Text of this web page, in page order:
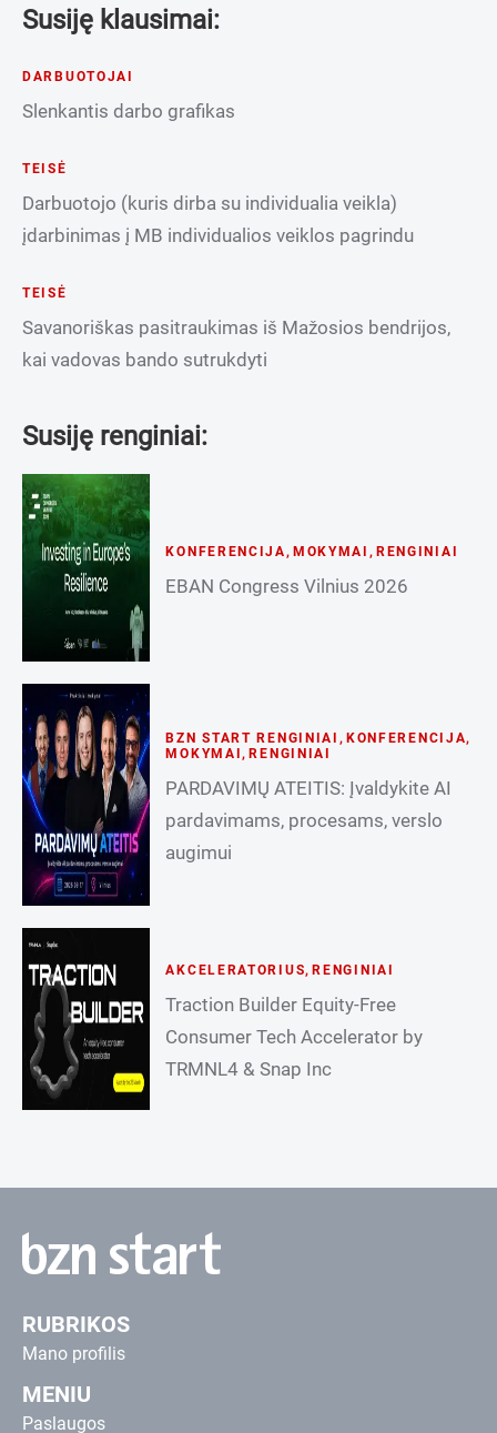
Susiję klausimai:
DARBUOTOJAI
Slenkantis darbo grafikas
TEISĖ
Darbuotojo (kuris dirba su individualia veikla)
įdarbinimas į MB individualios veiklos pagrindu
TEISĖ
Savanoriškas pasitraukimas iš Mažosios bendrijos,
kai vadovas bando sutrukdyti
Susiję renginiai:
KONFERENCIJA , MOKYMAI , RENGINIAI
EBAN Congress Vilnius 2026
BZN START RENGINIAI , KONFERENCIJA,
MOKYMAI, RENGINIAI
PARDAVIMŲ ATEITIS: Įvaldykite AI
pardavimams, procesams, verslo
augimui
AKCELERATORIUS, RENGINIAI
Traction Builder Equity-Free
Consumer Tech Accelerator by
TRMNL4 & Snap Inc
RUBRIKOS
Mano profilis
MENIU
Paslaugos